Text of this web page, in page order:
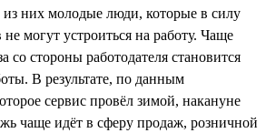
них молодые люди, которые в силу
не могут устроиться на работу. Чаще
со стороны работодателя становится
В результате, по данным
сервис провёл зимой, накануне
чаще идёт в сферу продаж, розничной